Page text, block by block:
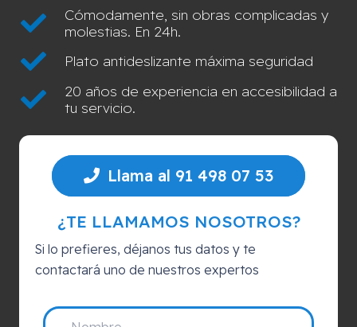
Cómodamente, sin obras complicadas y
molestias. En 24h.
Plato antideslizante máxima seguridad
20 años de experiencia en accesibilidad a
tu servicio.
Llama al 91 498 07 53
¿TE LLAMAMOS NOSOTROS?
Si lo prefieres, déjanos tus datos y te
contactará uno de nuestros expertos